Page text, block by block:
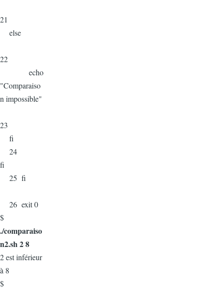
21
else
22
echo
"Comparaiso
n impossible"
23
fi
24
fi
25 fi
26 exit 0
$
./comparaiso
n2.sh 2 8
2 est inférieur
à 8
$